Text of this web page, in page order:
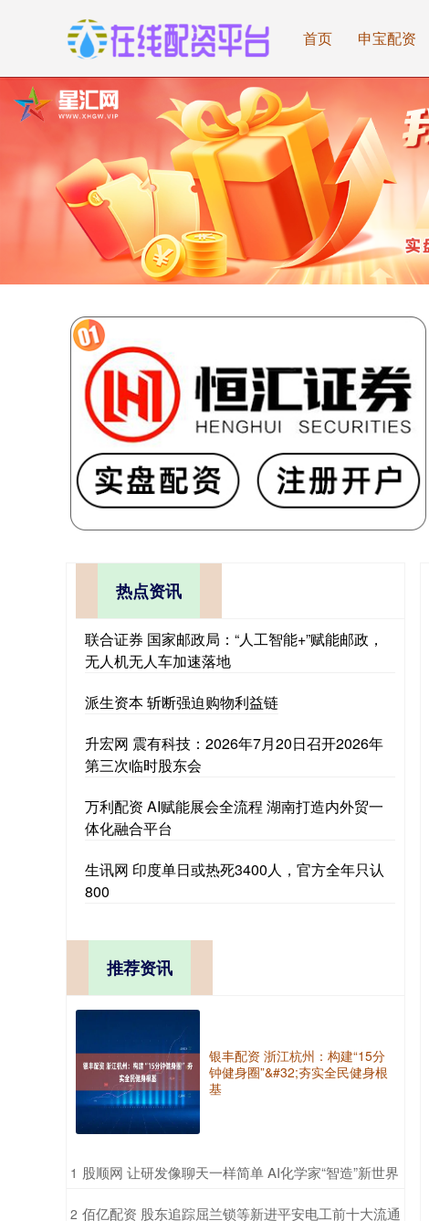
首页 申宝配资
热点资讯
联合证券 国家邮政局：“人工智能+”赋能邮政，
无人机无人车加速落地
派生资本 斩断强迫购物利益链
升宏网 震有科技：2026年7月20日召开2026年
第三次临时股东会
万利配资 AI赋能展会全流程 湖南打造内外贸一
体化融合平台
生讯网 印度单日或热死3400人，官方全年只认
800
推荐资讯
银丰配资 浙江杭州：构建“15分
钟健身圈”&#32;夯实全民健身根
基
1 ​股顺网 让研发像聊天一样简单 AI化学家“智造”新世界
2 ​佰亿配资 股东追踪屈兰锁等新进平安电工前十大流通